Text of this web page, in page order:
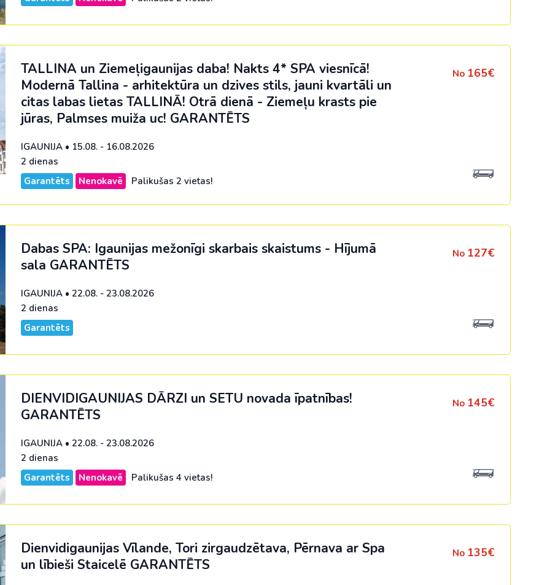
No Viļņas: Šarm el Šeiha
Tunisija
Zanzibāra (pārsēš. Stambulā)
Maroka
Seišelu salas
Senegāla
Tanzānija
Filipīnas
Indija
Indonēzija
Japāna
Saūda Arābija
Šrilanka
Kostarika
Meksika
Panama
TALLINA un Ziemeļigaunijas daba! Nakts 4* SPA viesnīcā!
Modernā Tallina - arhitektūra un dzives stils, jauni kvartāli un
citas labas lietas TALLINĀ! Otrā dienā - Ziemeļu krasts pie
jūras, Palmses muiža uc! GARANTĒTS
IGAUNIJA• 15.08. - 16.08.2026
2 dienas
Garantēts
Nenokavē Palikušas 2 vietas!
No 165€
Dabas SPA: Igaunijas mežonīgi skarbais skaistums - Hījumā
sala GARANTĒTS
IGAUNIJA• 22.08. - 23.08.2026
2 dienas
Garantēts
No 127€
DIENVIDIGAUNIJAS DĀRZI un SETU novada īpatnības!
GARANTĒTS
IGAUNIJA• 22.08. - 23.08.2026
2 dienas
Garantēts
Nenokavē Palikušas 4 vietas!
No 145€
Dienvidigaunijas Vīlande, Tori zirgaudzētava, Pērnava ar Spa
un lībieši Staicelē GARANTĒTS
No 135€